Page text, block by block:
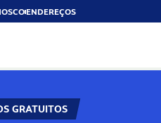
ENDEREÇOS
GRATUITOS